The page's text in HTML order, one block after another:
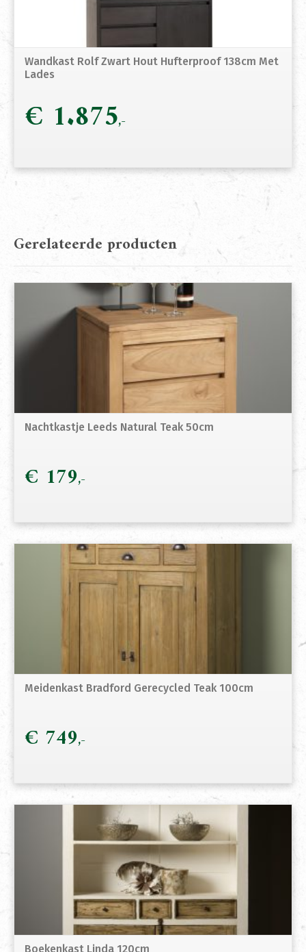
Wandkast Rolf Zwart Hout Hufterproof 138cm Met
Lades
€ 1.875
Gerelateerde producten
Nachtkastje Leeds Natural Teak 50cm
€ 179
Meidenkast Bradford Gerecycled Teak 100cm
€ 749
Boekenkast Linda 120cm